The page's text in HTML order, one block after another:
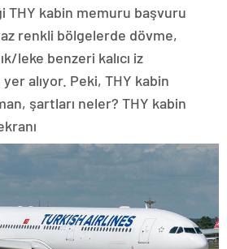
THY kabin memuru başvuru
renkli bölgelerde dövme,
leke benzeri kalıcı iz
alıyor. Peki, THY kabin
şartları neler? THY kabin